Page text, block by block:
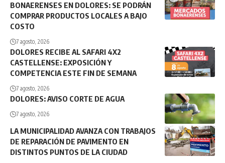
BONAERENSES EN DOLORES: SE PODRÁN
COMPRAR PRODUCTOS LOCALES A BAJO
COSTO
7 agosto, 2026
DOLORES RECIBE AL SAFARI 4X2
CASTELLENSE: EXPOSICIÓN Y
COMPETENCIA ESTE FIN DE SEMANA
7 agosto, 2026
DOLORES: AVISO CORTE DE AGUA
7 agosto, 2026
LA MUNICIPALIDAD AVANZA CON TRABAJOS
DE REPARACIÓN DE PAVIMENTO EN
DISTINTOS PUNTOS DE LA CIUDAD